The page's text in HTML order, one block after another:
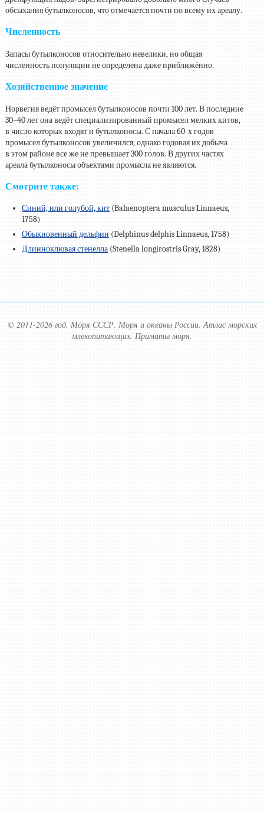
обсыхания бутылконосов, что отмечается почти по всему их ареалу.
Численность
Запасы бутылконосов относительно невелики, но общая
численность популяции не определена даже приближённо.
Хозяйственное значение
Норвегия ведёт промысел бутылконосов почти 100 лет. В последние
30–40лет она ведёт специализированный промысел мелких китов,
в число которых входят и бутылконосы. С начала60-хгодов
промысел бутылконосов увеличился, однако годовая их добыча
в этом районе все же не превышает 300 голов. В других частях
ареала бутылконосы объектами промысла не являются.
Смотрите также:
Синий, или голубой, кит(Balaenoptera musculus Linnaeus,
1758)
Обыкновенный дельфин (Delphinus delphis Linnaeus, 1758)
Длинноклювая стенелла(Stenella longirostris Gray, 1828)
© 2011-2026 год. Моря СССР. Моря и океаны России. Атлас морских
млекопитающих. Приматы моря.